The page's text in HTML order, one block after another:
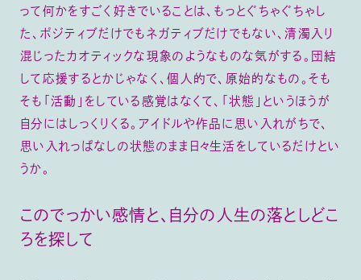
って何かをすごく好きでいることは、もっとぐちゃぐちゃし
た、ポジティブだけでもネガティブだけでもない、清濁入り
混じったカオティックな現象のようなものな気がする。団結
して応援するとかじゃなく、個人的で、原始的なもの。そも
そも「活動」をしている感覚はなくて、「状態」というほうが
自分にはしっくりくる。アイドルや作品に思い入れがちで、
思い入れっぱなしの状態のまま日々生活をしているだけとい
うか。
このでっかい感情と、自分の人生の落としどこ
ろを探して